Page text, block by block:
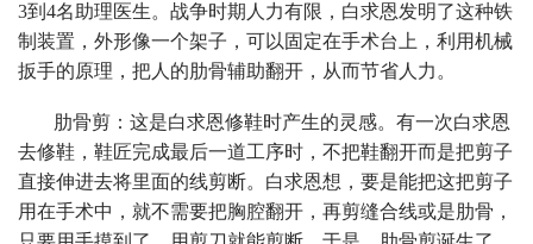
3到4名助理医生。战争时期人力有限，白求恩发明了这种铁
制装置，外形像一个架子，可以固定在手术台上，利用机械
扳手的原理，把人的肋骨辅助翻开，从而节省人力。
肋骨剪：这是白求恩修鞋时产生的灵感。有一次白求恩
去修鞋，鞋匠完成最后一道工序时，不把鞋翻开而是把剪子
直接伸进去将里面的线剪断。白求恩想，要是能把这把剪子
用在手术中，就不需要把胸腔翻开，再剪缝合线或是肋骨，